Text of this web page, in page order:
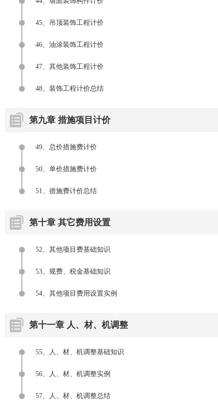
45、吊顶装饰工程计价
46、油涂装饰工程计价
47、其他装饰工程计价
48、装饰工程计价总结
第九章 措施项目计价
49、总价措施费计价
50、单价措施费计价
51、措施费计价总结
第十章 其它费用设置
52、其他项目费基础知识
53、规费、税金基础知识
54、其他项目费用设置实例
第十一章 人、材、机调整
55、人、材、机调整基础知识
56、人、材、机调整实例
57、人、材、机调整总结